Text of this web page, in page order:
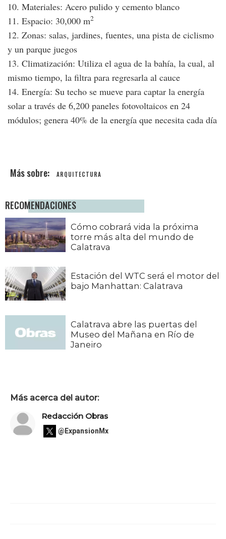
10. Materiales: Acero pulido y cemento blanco
11. Espacio: 30,000 m2
12. Zonas: salas, jardines, fuentes, una pista de ciclismo
y un parque juegos
13. Climatización: Utiliza el agua de la bahía, la cual, al
mismo tiempo, la filtra para regresarla al cauce
14. Energía: Su techo se mueve para captar la energía
solar a través de 6,200 paneles fotovoltaicos en 24
módulos; genera 40% de la energía que necesita cada día
ARQUITECTURA
RECOMENDACIONES
Cómo cobrará vida la próxima
torre más alta del mundo de
Calatrava
Estación del WTC será el motor del
bajo Manhattan: Calatrava
Calatrava abre las puertas del
Museo del Mañana en Río de
Janeiro
Más acerca del autor:
Redacción Obras
@ExpansionMx